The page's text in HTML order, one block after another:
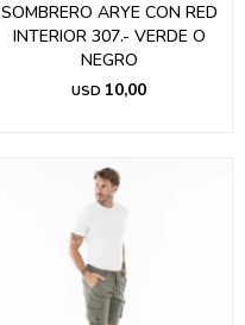
SOMBRERO ARYE CON RED
INTERIOR 307.- VERDE O
NEGRO
USD 10,00